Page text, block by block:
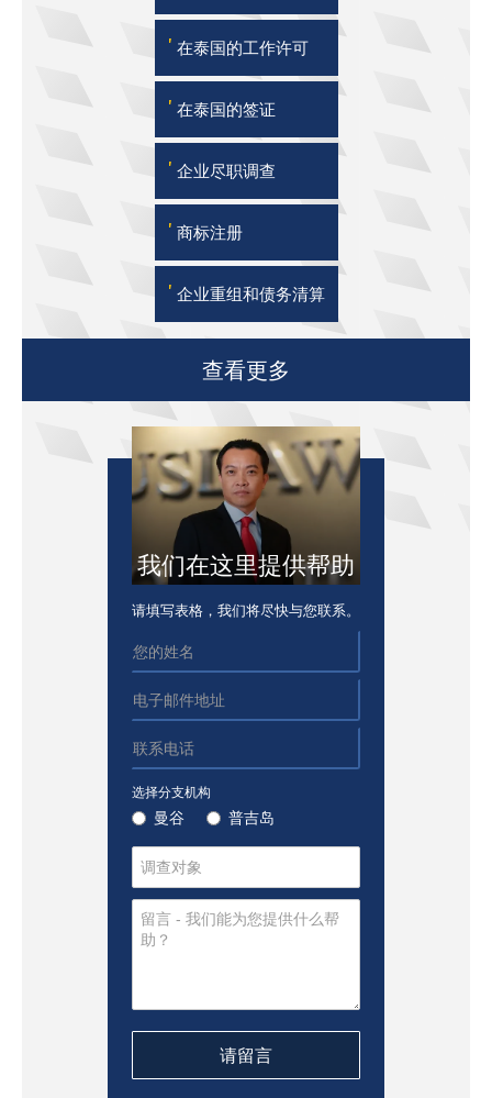
' 在泰国的工作许可
' 在泰国的签证
' 企业尽职调查
' 商标注册
' 企业重组和债务清算
查看更多
我们在这里提供帮助
请填写表格，我们将尽快与您联系。
选择分支机构
曼谷 普吉岛